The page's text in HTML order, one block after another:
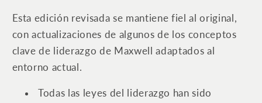
Esta edición revisada se mantiene fiel al original,
con actualizaciones de algunos de los conceptos
clave de liderazgo de Maxwell adaptados al
entorno actual.
Todas las leyes del liderazgo han sido